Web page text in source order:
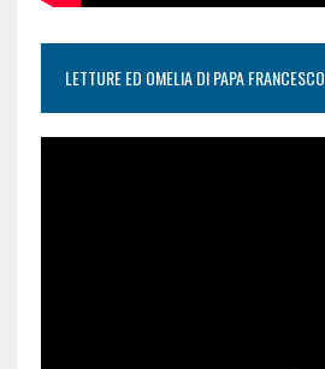
LETTURE ED OMELIA DI PAPA FRANCESCO